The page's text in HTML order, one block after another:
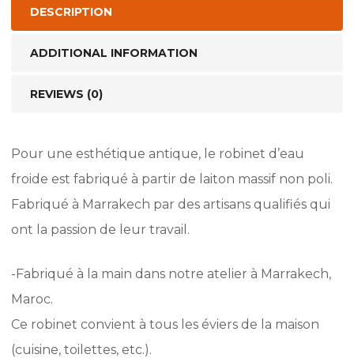
DESCRIPTION
ADDITIONAL INFORMATION
REVIEWS (0)
Pour une esthétique antique, le robinet d’eau
froide est fabriqué à partir de laiton massif non poli.
Fabriqué à Marrakech par des artisans qualifiés qui
ont la passion de leur travail.
-Fabriqué à la main dans notre atelier à Marrakech,
Maroc.
Ce robinet convient à tous les éviers de la maison
(cuisine, toilettes, etc.).